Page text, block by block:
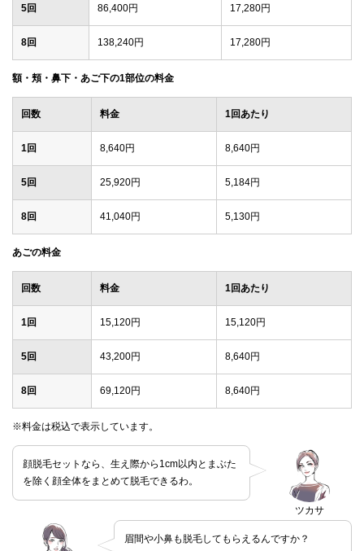
5回 86,400円 17,280円
8回 138,240円 17,280円
額・頬・鼻下・あご下の1部位の料金
回数 料金 1回あたり
1回 8,640円 8,640円
5回 25,920円 5,184円
8回 41,040円 5,130円
あごの料金
回数 料金 1回あたり
1回 15,120円 15,120円
5回 43,200円 8,640円
8回 69,120円 8,640円
※料金は税込で表示しています。
ツカサ
顔脱毛セットなら、生え際から1cm以内とまぶた
を除く顔全体をまとめて脱毛できるわ。
眉間や小鼻も脱毛してもらえるんですか？